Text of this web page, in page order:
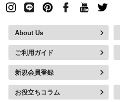
About Us
ご利用ガイド
新規会員登録
お役立ちコラム